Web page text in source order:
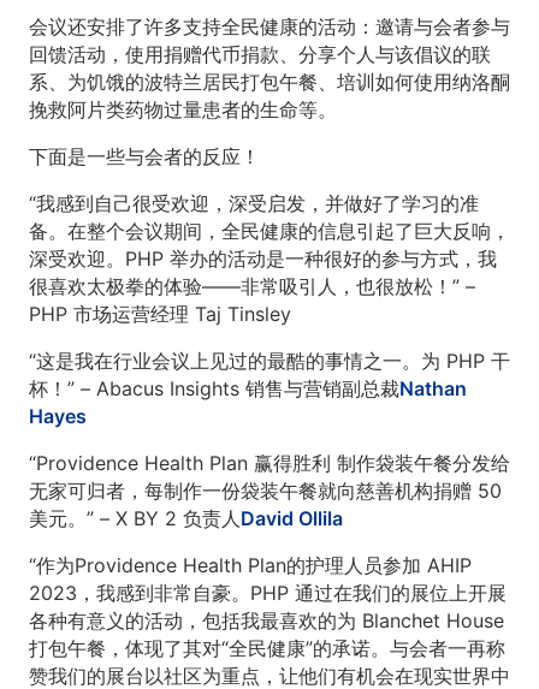
会议还安排了许多支持全民健康的活动：邀请与会者参与
回馈活动，使用捐赠代币捐款、分享个人与该倡议的联
系、为饥饿的波特兰居民打包午餐、培训如何使用纳洛酮
挽救阿片类药物过量患者的生命等。
下面是一些与会者的反应！
“我感到自己很受欢迎，深受启发，并做好了学习的准
备。在整个会议期间，全民健康的信息引起了巨大反响，
深受欢迎。PHP 举办的活动是一种很好的参与方式，我
很喜欢太极拳的体验——非常吸引人，也很放松！” –
PHP 市场运营经理 Taj Tinsley
“这是我在行业会议上见过的最酷的事情之一。为 PHP 干
杯！” – Abacus Insights 销售与营销副总裁Nathan
Hayes
“Providence Health Plan 赢得胜利 制作袋装午餐分发给
无家可归者，每制作一份袋装午餐就向慈善机构捐赠 50
美元。” – X BY 2 负责人David Ollila
“作为Providence Health Plan的护理人员参加 AHIP
2023，我感到非常自豪。PHP 通过在我们的展位上开展
各种有意义的活动，包括我最喜欢的为 Blanchet House
打包午餐，体现了其对“全民健康”的承诺。与会者一再称
赞我们的展台以社区为重点，让他们有机会在现实世界中